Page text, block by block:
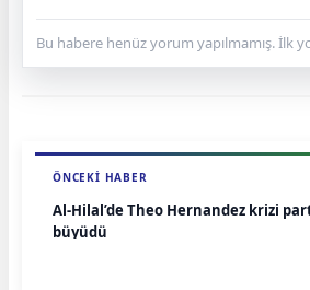
Bu habere henüz yorum yapılmamış. İlk
ÖNCEKI HABER
Al-Hilal’de Theo Hernandez krizi
büyüdü